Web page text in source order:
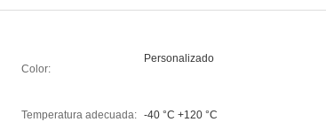
Color:
Personalizado
Temperatura adecuada: -40 °C +120 °C